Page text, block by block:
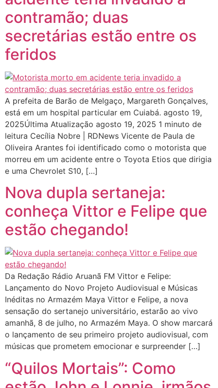
contramão; duas
secretárias estão entre os
feridos
A prefeita de Barão de Melgaço, Margareth Gonçalves,
está em um hospital particular em Cuiabá. agosto 19,
2025Última Atualização agosto 19, 2025 1 minuto de
leitura Cecília Nobre | RDNews Vicente de Paula de
Oliveira Arantes foi identificado como o motorista que
morreu em um acidente entre o Toyota Etios que dirigia
e uma Chevrolet S10, […]
Nova dupla sertaneja:
conheça Vittor e Felipe que
estão chegando!
Da Redação Rádio Aruanã FM Vittor e Felipe:
Lançamento do Novo Projeto Audiovisual e Músicas
Inéditas no Armazém Maya Vittor e Felipe, a nova
sensação do sertanejo universitário, estarão ao vivo
amanhã, 8 de julho, no Armazém Maya. O show marcará
o lançamento de seu primeiro projeto audiovisual, com
músicas que prometem emocionar e surpreender […]
“Quilos Mortais”: Como